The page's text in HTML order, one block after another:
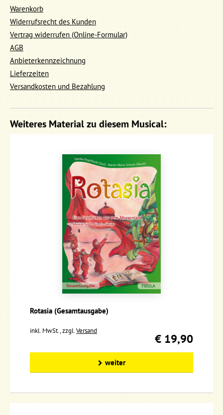
Warenkorb
Widerrufsrecht des Kunden
Vertrag widerrufen (Online-Formular)
AGB
Anbieterkennzeichnung
Lieferzeiten
Versandkosten und Bezahlung
Weiteres Material zu diesem Musical:
Rotasia (Gesamtausgabe)
inkl. MwSt., zzgl.Versand
€ 19,90
weiter